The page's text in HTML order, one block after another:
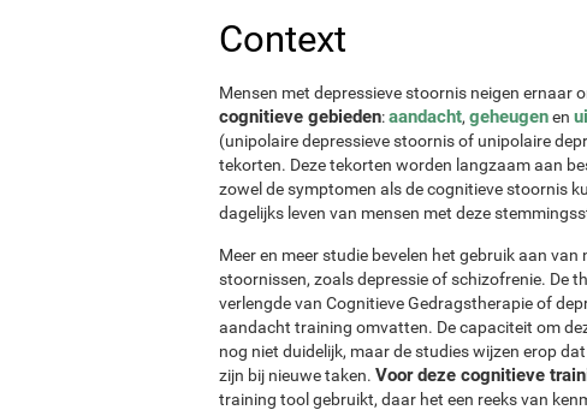
Context
Mensen met depressieve stoornis neigen ernaar
cognitieve gebieden:aandacht, geheugenen
(unipolaire depressieve stoornis of unipolaire
tekorten. Deze tekorten worden langzaam aan
zowel de symptomen als de cognitieve stoornis
dagelijks leven van mensen met deze
Meer en meer studie bevelen het gebruik aan
stoornissen, zoals depressie of schizofrenie. De
verlengde van Cognitieve Gedragstherapie of
aandacht training omvatten. De capaciteit om
nog niet duidelijk, maar de studies wijzen erop
zijn bij nieuwe taken. Voor deze cognitieve
training tool gebruikt, daar het een reeks van